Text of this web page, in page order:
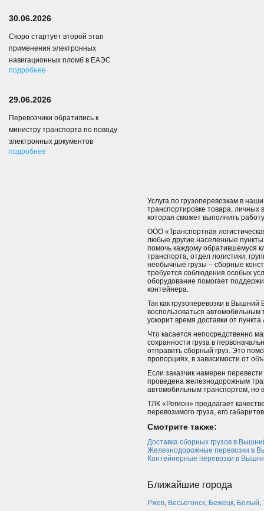
Услуга по грузоперевозкам в
транспортировке товара, личных
которая сможет выполнить
ООО «Транспортная
любые другие населенные
помочь каждому обратившемуся
транспорта, отдел логистики,
необычные грузы – сборные
требуется соблюдения особых
оборудование помогает
контейнера.
Так как грузоперевозки в
воспользоваться автомобильным
ускорит время доставки от пункта
Что касается непосредственно
сохранности груза в
отправить сборный груз. Это
пропорциях, в зависимости от
Если заказчик намерен
проведена железнодорожным
автомобильным транспортом, но
ТЛК «Регион» предлагает
перевозимого груза, его
Смотрите также:
Доставка сборных грузов в
Железнодорожные перевозки в
Контейнерные перевозки в
Ближайшие города
Ржев, Весьегонск, Бежецк, Белый,
30.06.2026
Скоро стартует второй этап
применения электронных
навигационных пломб в ЕАЭС
подробнее
29.06.2026
Перевозчики обратились к
министру транспорта по поводу
электронных документов
подробнее